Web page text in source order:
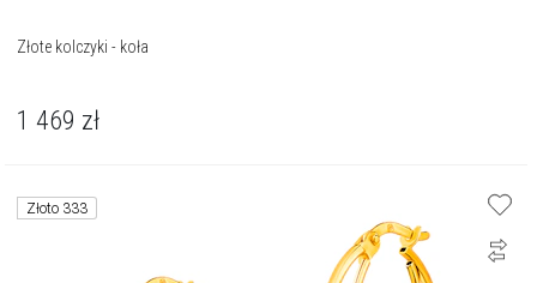
Złote kolczyki - koła
1 469 zł
Złoto 333